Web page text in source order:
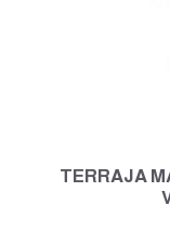
TERRAJA